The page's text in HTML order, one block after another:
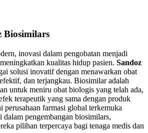
Biosimilars
inovasi dalam pengobatan menjadi
kualitas hidup pasien. Sandoz
solusi inovatif dengan menawarkan obat
dan terjangkau. Biosimilar adalah
untuk meniru obat biologis yang telah ada,
terapeutik yang sama dengan produk
perusahaan farmasi global terkemuka
pengembangan biosimilars,
pilihan terpercaya bagi tenaga medis dan